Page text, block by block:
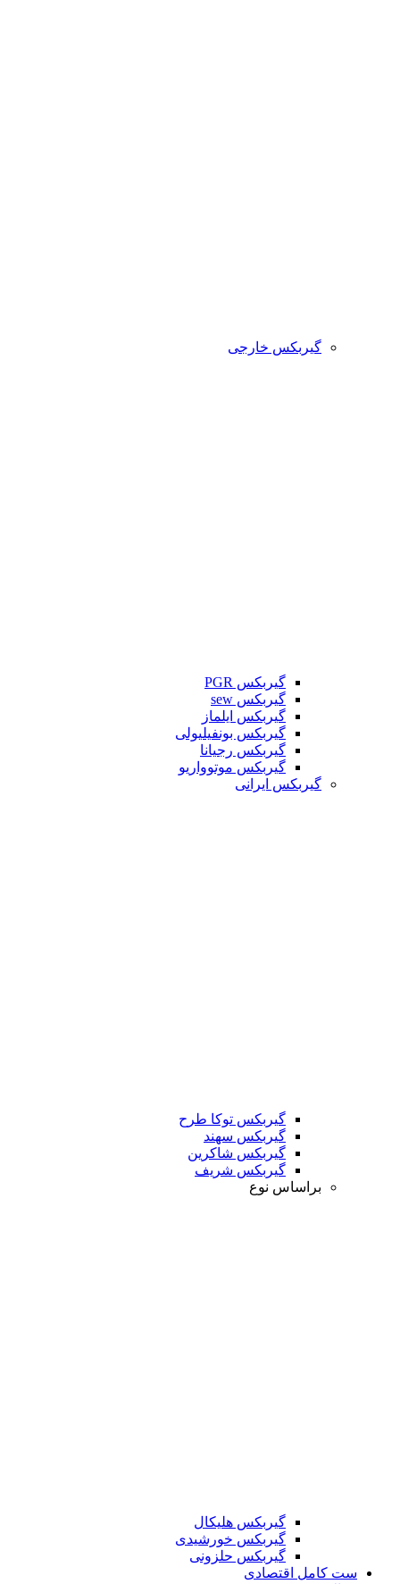
گیربکس خارجی
گیربکس PGR
گیربکس sew
گیربکس ایلماز
گیربکس بونفیلیولی
گیربکس رجیانا
گیربکس موتوواریو
گیربکس ایرانی
گیربکس توکا طرح
گیربکس سهند
گیربکس شاکرین
گیربکس شریف
براساس نوع
گیربکس هلیکال
گیربکس خورشیدی
گیربکس حلزونی
ست کامل اقتصادی